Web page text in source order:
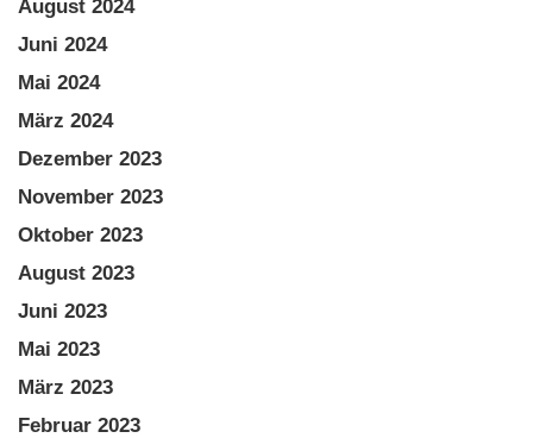
August 2024
Juni 2024
Mai 2024
März 2024
Dezember 2023
November 2023
Oktober 2023
August 2023
Juni 2023
Mai 2023
März 2023
Februar 2023